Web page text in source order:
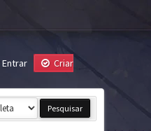
Entrar
Criar